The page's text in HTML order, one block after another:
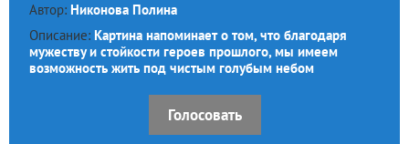
Автор: Никонова Полина
Описание: Картина напоминает о том, что благодаря
мужеству и стойкости героев прошлого, мы имеем
возможность жить под чистым голубым небом
Голосовать